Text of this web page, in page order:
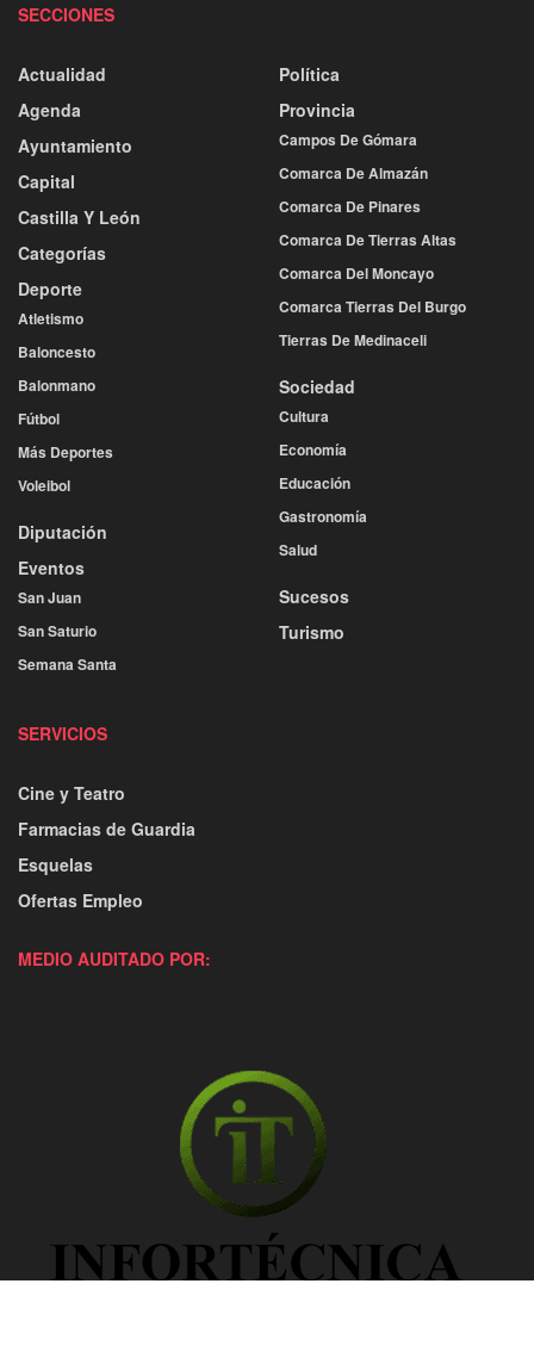
SECCIONES
Actualidad
Agenda
Ayuntamiento
Capital
Castilla Y León
Categorías
Deporte
Atletismo
Baloncesto
Balonmano
Fútbol
Más Deportes
Voleibol
Diputación
Eventos
San Juan
San Saturio
Semana Santa
Política
Provincia
Campos De Gómara
Comarca De Almazán
Comarca De Pinares
Comarca De Tierras Altas
Comarca Del Moncayo
Comarca Tierras Del Burgo
Tierras De Medinaceli
Sociedad
Cultura
Economía
Educación
Gastronomía
Salud
Sucesos
Turismo
SERVICIOS
Cine y Teatro
Farmacias de Guardia
Esquelas
Ofertas Empleo
MEDIO AUDITADO POR: